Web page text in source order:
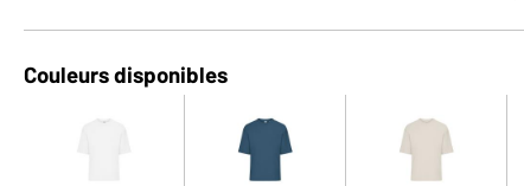
Couleurs disponibles